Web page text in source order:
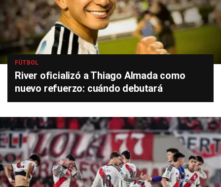
FÚTBOL
River oficializó a Thiago Almada como
nuevo refuerzo: cuándo debutará